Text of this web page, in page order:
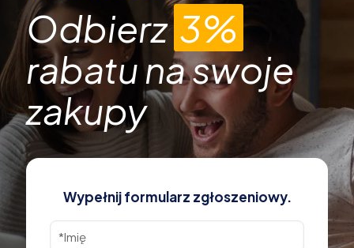
Odbierz3%
rabatu na swoje
zakupy
Wypełnij formularz zgłoszeniowy.